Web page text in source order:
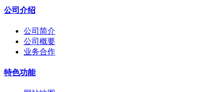
公司介绍
公司简介
公司概要
业务合作
特色功能